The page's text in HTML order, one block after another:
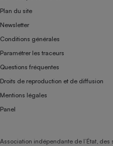
Plan du site
Newsletter
Conditions générales
Paramétrer les traceurs
Questions fréquentes
Droits de reproduction et de diffusion
Mentions légales
Panel
Association indépendante de l’État,